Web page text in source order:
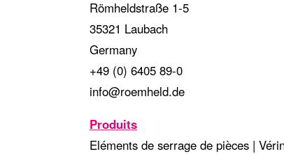
Römheldstraße 1-5
35321 Laubach
Germany
+49 (0) 6405 89-0
info@roemheld.de
Produits
Eléments de serrage de pièces |